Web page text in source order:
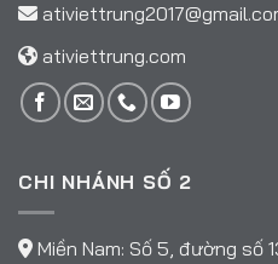
ativiettrung.com
CHI NHÁNH SỐ 2
Miền Nam: Số 5, đường số